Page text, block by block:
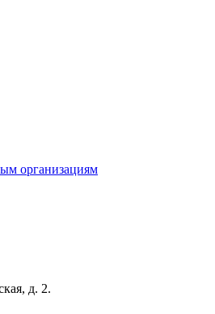
организациям
д. 2.